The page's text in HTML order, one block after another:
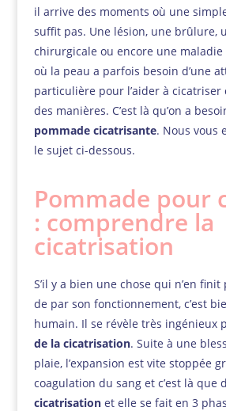
il arrive des moments où une
suffit pas. Une lésion, une brûlure,
chirurgicale ou encore une
où la peau a parfois besoin d’une
particulière pour l’aider à
des manières. C’est là qu’on a
pommade cicatrisante. Nous vous
le sujet ci-dessous.
Pommade pour
: comprendre la
cicatrisation
S’il y a bien une chose qui n’en
de par son fonctionnement, c’est
humain. Il se révèle très ingénieux
de la cicatrisation. Suite à une
plaie, l’expansion est vite stoppée
coagulation du sang et c’est là que
cicatrisationet elle se fait en 3